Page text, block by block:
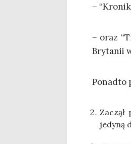
–
– oraz
Bry­ta­nii
Ponad­to
jedy­ną